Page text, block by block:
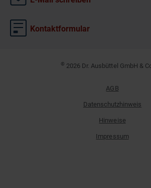
Kontaktformular
© 2026 Dr. Ausbüttel GmbH &
AGB
Datenschutzhinweis
Hinweise
Impressum